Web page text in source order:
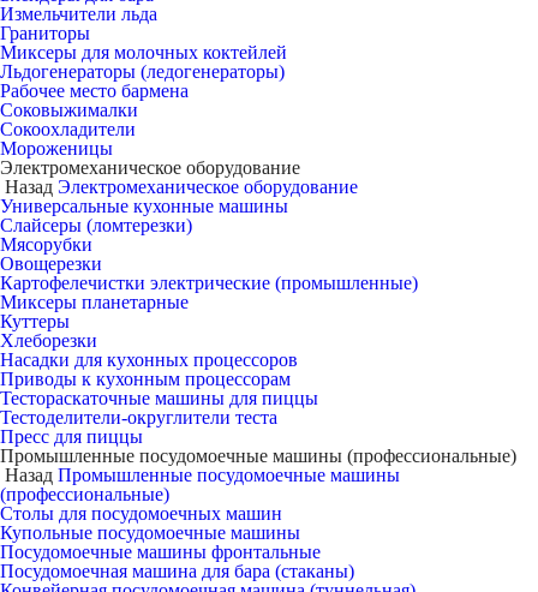
Измельчители льда
Граниторы
Миксеры для молочных коктейлей
Льдогенераторы (ледогенераторы)
Рабочее место бармена
Соковыжималки
Сокоохладители
Мороженицы
Электромеханическое оборудование
Назад Электромеханическое оборудование
Универсальные кухонные машины
Слайсеры (ломтерезки)
Мясорубки
Овощерезки
Картофелечистки электрические (промышленные)
Миксеры планетарные
Куттеры
Хлеборезки
Насадки для кухонных процессоров
Приводы к кухонным процессорам
Тестораскаточные машины для пиццы
Тестоделители-округлители теста
Пресс для пиццы
Промышленные посудомоечные машины (профессиональные)
Назад Промышленные посудомоечные машины
(профессиональные)
Столы для посудомоечных машин
Купольные посудомоечные машины
Посудомоечные машины фронтальные
Посудомоечная машина для бара (стаканы)